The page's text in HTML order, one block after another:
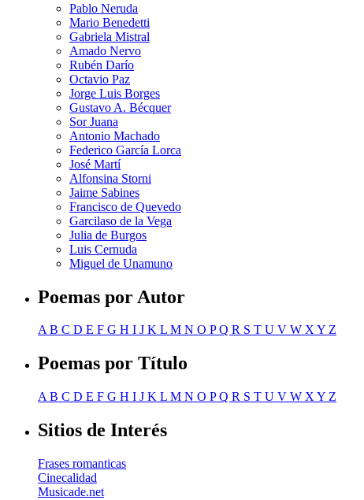
Pablo Neruda
Mario Benedetti
Gabriela Mistral
Amado Nervo
Rubén Darío
Octavio Paz
Jorge Luis Borges
Gustavo A. Bécquer
Sor Juana
Antonio Machado
Federico García Lorca
José Martí
Alfonsina Storni
Jaime Sabines
Francisco de Quevedo
Garcilaso de la Vega
Julia de Burgos
Luis Cernuda
Miguel de Unamuno
Poemas por Autor
AB C D E F G H I J K L M N O PQ R S T U V W XY Z
Poemas por Título
A B C D E F G H I J K L M N O PQ R S T U V W X Y Z
Sitios de Interés
Frases romanticas
Cinecalidad
Musicade.net